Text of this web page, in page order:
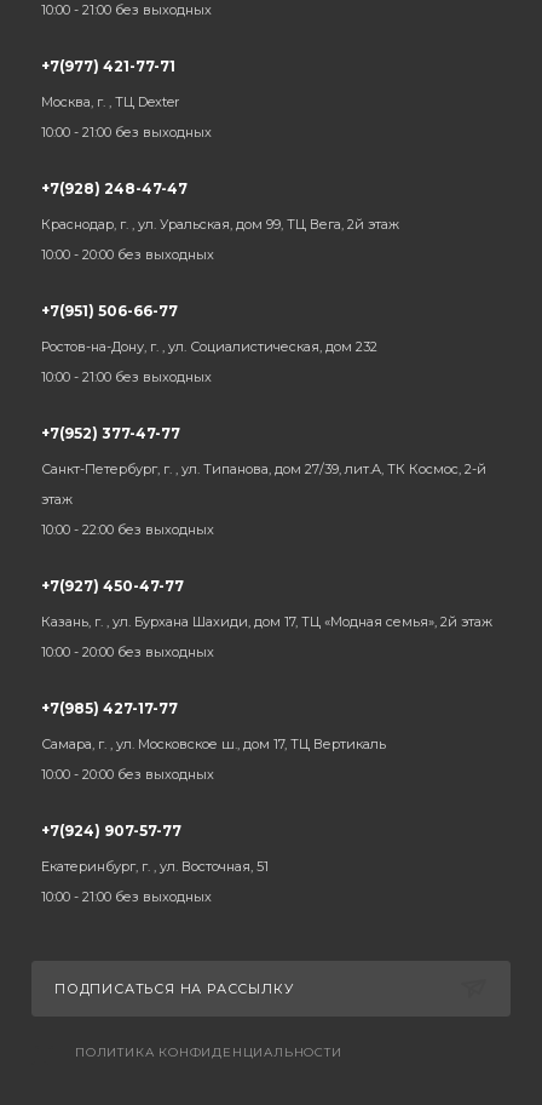
10:00 - 21:00 без выходных
+7(977) 421-77-71
Москва, г. , ТЦ Dexter
10:00 - 21:00 без выходных
+7(928) 248-47-47
Краснодар, г. , ул. Уральская, дом 99, ТЦ Вега, 2й этаж
10:00 - 20:00 без выходных
+7(951) 506-66-77
Ростов-на-Дону, г. , ул. Социалистическая, дом 232
10:00 - 21:00 без выходных
+7(952) 377-47-77
Санкт-Петербург, г. , ул. Типанова, дом 27/39, лит.А, ТК Космос, 2-й
этаж
10:00 - 22:00 без выходных
+7(927) 450-47-77
Казань, г. , ул. Бурхана Шахиди, дом 17, ТЦ «Модная семья», 2й этаж
10:00 - 20:00 без выходных
+7(985) 427-17-77
Самара, г. , ул. Московское ш., дом 17, ТЦ Вертикаль
10:00 - 20:00 без выходных
+7(924) 907-57-77
Екатеринбург, г. , ул. Восточная, 51
10:00 - 21:00 без выходных
ПОДПИСАТЬСЯ НА РАССЫЛКУ
ПОЛИТИКА КОНФИДЕНЦИАЛЬНОСТИ